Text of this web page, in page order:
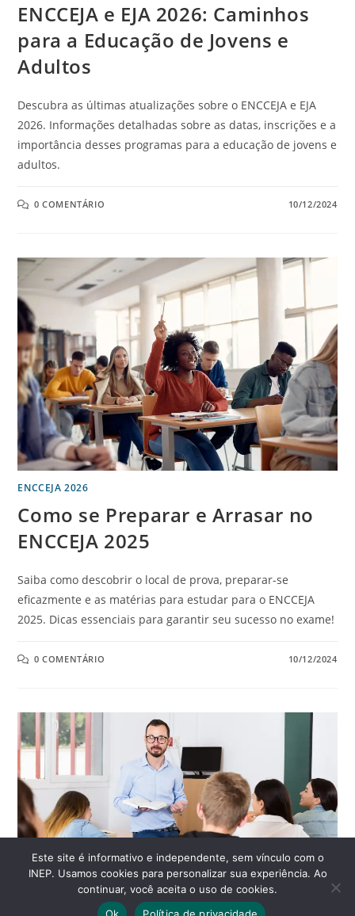
ENCCEJA e EJA 2026: Caminhos
para a Educação de Jovens e
Adultos
Descubra as últimas atualizações sobre o ENCCEJA e EJA
2026. Informações detalhadas sobre as datas, inscrições e a
importância desses programas para a educação de jovens e
adultos.
0 COMENTÁRIO 10/12/2024
ENCCEJA 2026
Como se Preparar e Arrasar no
ENCCEJA 2025
Saiba como descobrir o local de prova, preparar-se
eficazmente e as matérias para estudar para o ENCCEJA
2025. Dicas essenciais para garantir seu sucesso no exame!
0 COMENTÁRIO 10/12/2024
Este site é informativo e independente, sem vínculo com o
INEP. Usamos cookies para personalizar sua experiência. Ao
continuar, você aceita o uso de cookies.
Ok
Política de privacidade